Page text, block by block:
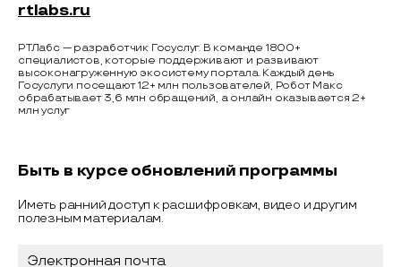
rtlabs.ru
РТЛабс — разработчик Госуслуг. В команде 1800+
специалистов, которые поддерживают и развивают
высоконагруженную экосистему портала. Каждый день
Госуслуги посещают 12+ млн пользователей, Робот Макс
обрабатывает 3,6 млн обращений, а онлайн оказывается 2+
млн услуг
Быть в курсе обновлений программы
Иметь ранний доступ к расшифровкам, видео и другим
полезным материалам.